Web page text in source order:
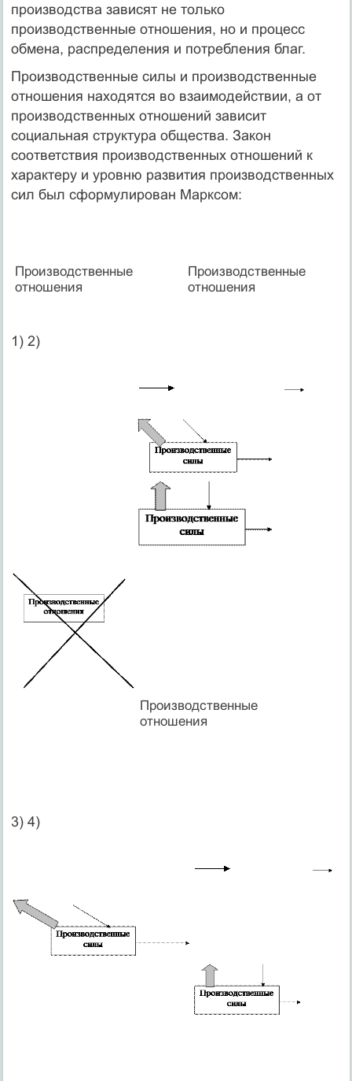
производства зависят не только
производственные отношения, но и процесс
обмена, распределения и потребления благ.
Производственные силы и производственные
отношения находятся во взаимодействии, а от
производственных отношений зависит
социальная структура общества. Закон
соответствия производственных отношений к
характеру и уровню развития производственных
сил был сформулирован Марксом:
Производственные
отношения
Производственные
отношения
1) 2)
Производственные
отношения
3) 4)